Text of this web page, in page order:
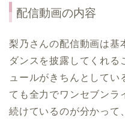
配信動画の内容
梨乃さんの配信動画は基
ダンスを披露してくれる
ュールがきちんとして
ても全力でワンセブンラ
続けているのが分かって